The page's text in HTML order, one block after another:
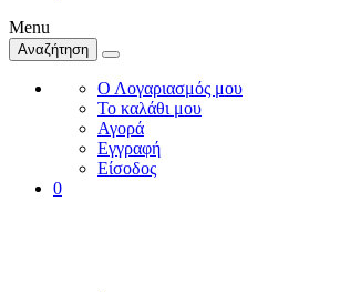
Menu
Αναζήτηση
Ο Λογαριασμός μου
Το καλάθι μου
Αγορά
Εγγραφή
Είσοδος
0